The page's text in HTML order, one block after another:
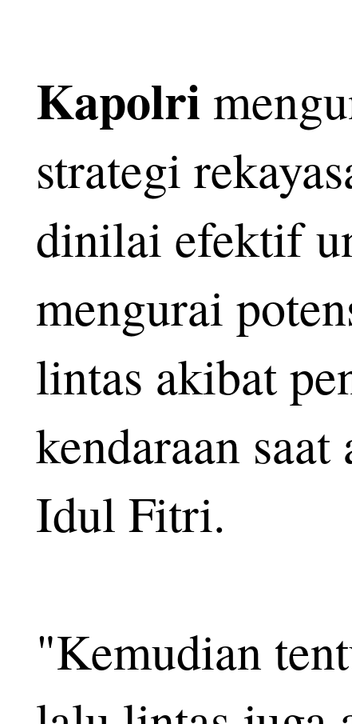
Kapolri
strategi
dinilai efektif
mengurai
lintas akibat
kendaraan
Idul Fitri.
"Kemudian